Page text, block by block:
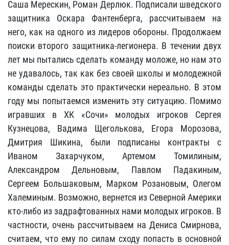
Саша Мерескин, Роман Дерлюк. Подписали шведского
защитника Оскара Фантенберга, рассчитываем на
него, как на одного из лидеров обороны. Продолжаем
поиски второго защитника-легионера. В течении двух
лет мы пытались сделать команду моложе, но нам это
не удавалось, так как без своей школы и молодежной
команды сделать это практически нереально. В этом
году мы попытаемся изменить эту ситуацию. Помимо
игравших в ХК «Сочи» молодых игроков Сергея
Кузнецова, Вадима Щеголькова, Егора Морозова,
Дмитрия Шикина, были подписаны контракты с
Иваном Захарчуком, Артемом Томилиным,
Александром Дельновым, Павлом Падакиным,
Сергеем Большаковым, Марком Розановым, Олегом
Халеминым. Возможно, вернется из Северной Америки
кто-либо из задрафтованных нами молодых игроков. В
частности, очень рассчитываем на Дениса Смирнова,
считаем, что ему по силам сходу попасть в основной